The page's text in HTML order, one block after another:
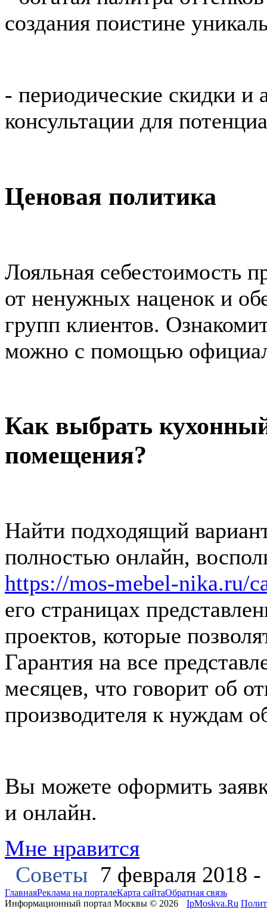
создания поистине
- периодические скидки
консультации для
Ценовая политика
Лояльная себестоимость
от ненужных наценок и
групп клиентов.
можно с помощью
Как выбрать
помещения?
Найти подходящий
полностью онлайн,
https://mos-mebel-nika.ru/
его страницах
проектов, которые
Гарантия на все
месяцев, что говорит об
производителя к нуждам
Вы можете оформить
и онлайн.
Мне нравится
Советы 7 февраля 2018 -
ГлавнаяРеклама на порталеКарта сайтаОбратная связь
Информационный портал Москвы © 2026
IpMoskva.Ru